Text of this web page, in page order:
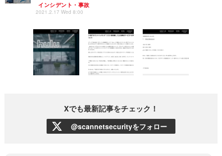
インシデント・事故
2021.2.17 Wed 8:00
Xでも最新記事をチェック！
@scannetsecurityをフォロー